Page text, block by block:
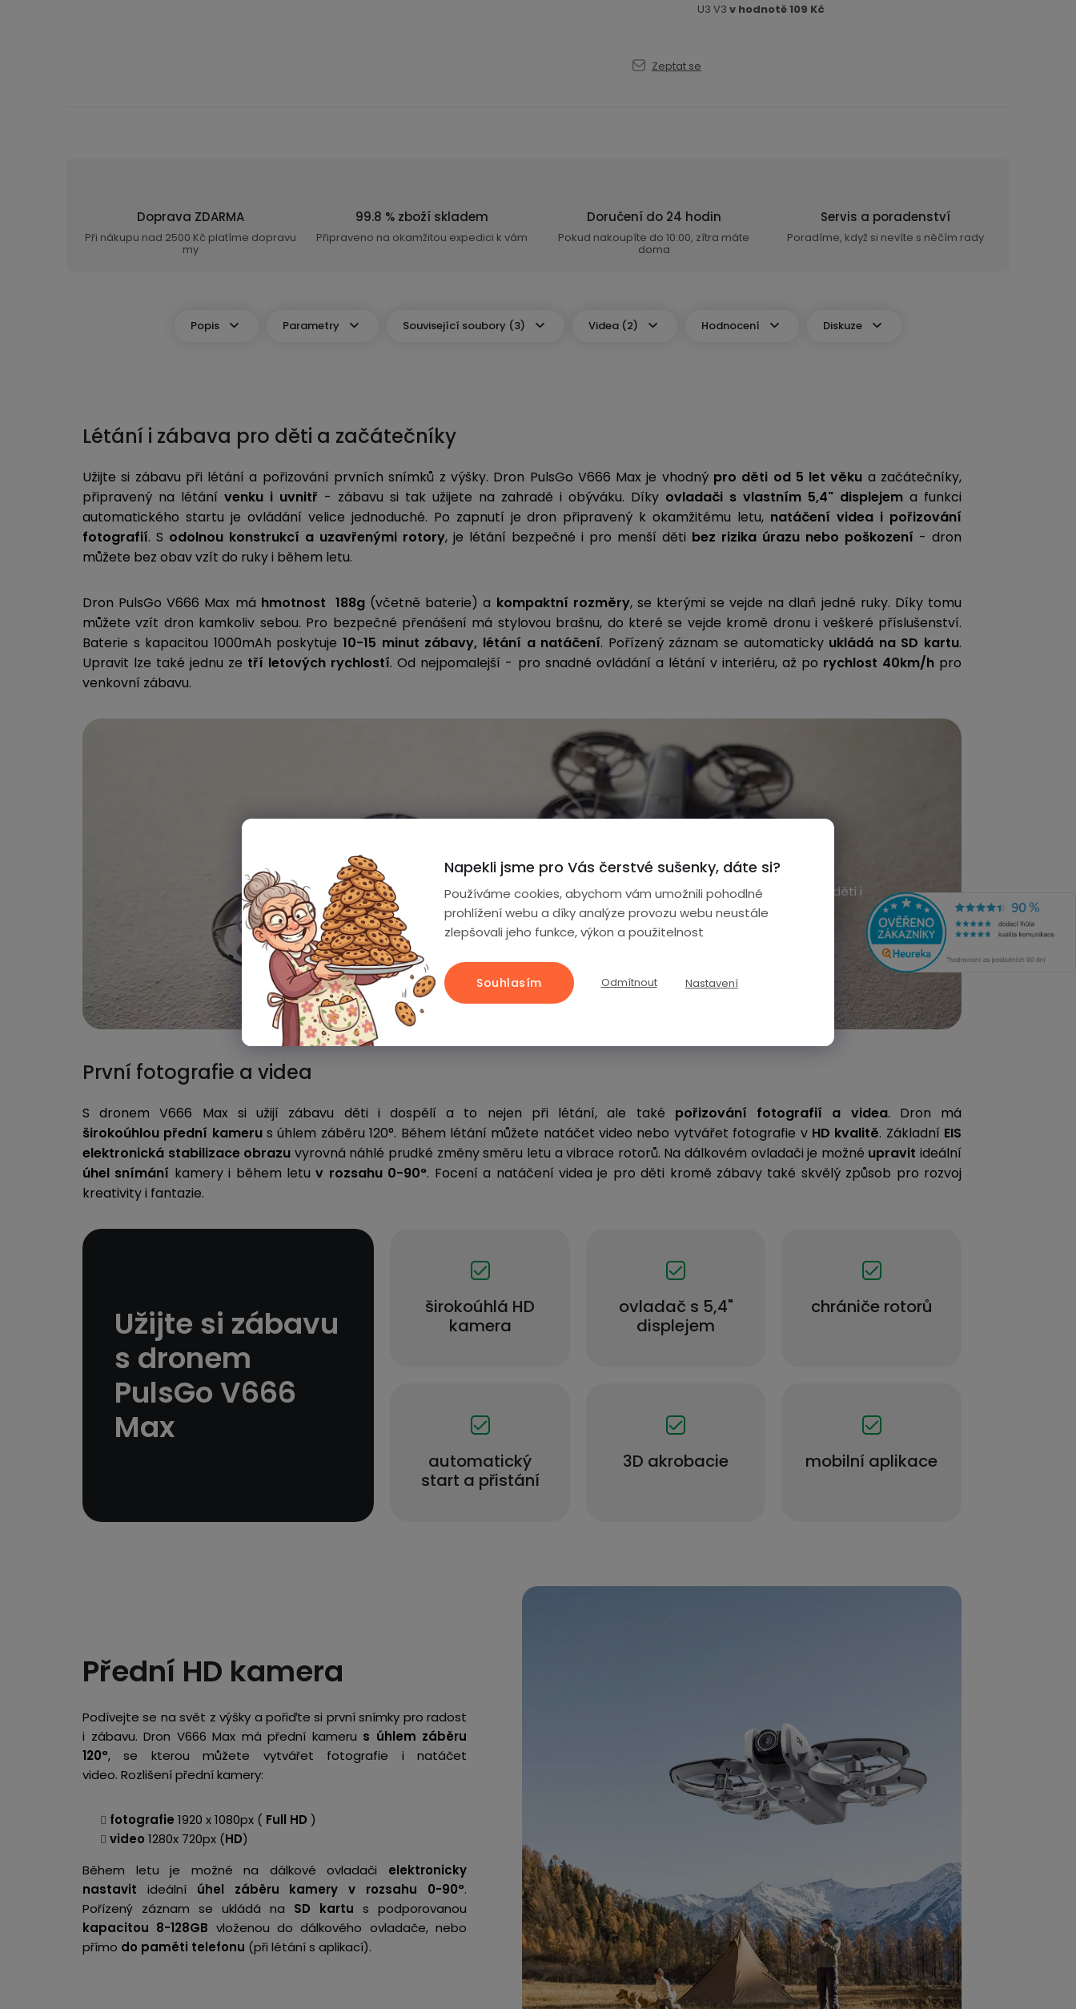
Napekli jsme pro Vás čerstvé sušenky, dáte si?
Používáme cookies, abychom vám umožnili pohodlné
prohlížení webu a díky analýze provozu webu neustále
zlepšovali jeho funkce, výkon a použitelnost
Nastavení
Odmítnout
Souhlasím
U3 V3 v hodnotě 109 Kč
Zeptat se
Doprava ZDARMA
Při nákupu nad 2500 Kč platíme dopravu
my
99.8 % zboží skladem
Připraveno na okamžitou expedici k vám
Doručení do 24 hodin
Pokud nakoupíte do 10:00, zítra máte
doma
Servis a poradenství
Poradíme, když si nevíte s něčím rady
Popis Parametry Související soubory (3) Videa (2) Hodnocení Diskuze
Létání i zábava pro děti a začátečníky
Užijte si zábavu při létání a pořizování prvních snímků z výšky. Dron PulsGo V666 Max je vhodný pro děti od 5 let věku a začátečníky,
připravený na létání venku i uvnitř - zábavu si tak užijete na zahradě i obýváku. Díky ovladači s vlastním 5,4" displejem a funkci
automatického startu je ovládání velice jednoduché. Po zapnutí je dron připravený k okamžitému letu, natáčení videa i pořizování
fotografií. S odolnou konstrukcí a uzavřenými rotory, je létání bezpečné i pro menší děti bez rizika úrazu nebo poškození - dron
můžete bez obav vzít do ruky i během letu.
Dron PulsGo V666 Max má hmotnost 188g (včetně baterie) a kompaktní rozměry, se kterými se vejde na dlaň jedné ruky. Díky tomu
můžete vzít dron kamkoliv sebou. Pro bezpečné přenášení má stylovou brašnu, do které se vejde kromě dronu i veškeré příslušenství.
Baterie s kapacitou 1000mAh poskytuje10-15 minut zábavy, létání a natáčení. Pořízený záznam se automaticky ukládá na SD kartu.
Upravit lze také jednu ze tří letových rychlostí. Od nejpomalejší - pro snadné ovládání a létání v interiéru, až po rychlost 40km/hpro
venkovní zábavu.
Nekonečná zábava při létání a pořizování záznamu pro děti i
dospělé.
První fotografie a videa
S dronem V666 Max si užijí zábavu děti i dospělí a to nejen při létání, ale také pořizování fotografií a videa. Dron má
širokoúhlou přední kamerus úhlem záběru 120°. Během létání můžete natáčet video nebo vytvářet fotografie v HD kvalitě. Základní EIS
elektronická stabilizace obrazu vyrovná náhlé prudké změny směru letu a vibrace rotorů. Na dálkovém ovladači je možné upravitideální
úhel snímání kamery i během letuv rozsahu 0-90°. Focení a natáčení videa je pro děti kromě zábavy také skvělý způsob pro rozvoj
kreativity i fantazie.
Užijte si zábavu
s dronem
PulsGo V666
Max
širokoúhlá HD
kamera
ovladač s 5,4"
displejem
chrániče rotorů
automatický
start a přistání
3D akrobacie mobilní aplikace
Přední HD kamera
Podívejte se na svět z výšky a pořiďte si první snímky pro radost
i zábavu. Dron V666 Max má přední kameru s úhlem záběru
120°, se kterou můžete vytvářet fotografie i natáčet
video. Rozlišení přední kamery:
fotografie 1920 x 1080px ( Full HD )
video 1280x 720px (HD)
Během letu je možné na dálkové ovladači elektronicky
nastavit ideálníúhel záběru kamery v rozsahu 0-90°.
Pořízený záznam se ukládá na SD kartu s podporovanou
kapacitou 8-128GB vloženou do dálkového ovladače, nebo
přímo do paměti telefonu (při létání s aplikací).